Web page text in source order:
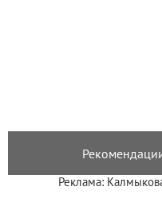
Реклама: